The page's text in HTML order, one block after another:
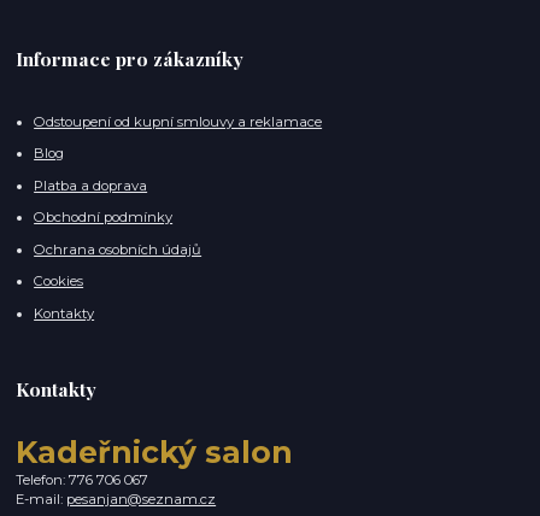
Informace pro zákazníky
Odstoupení od kupní smlouvy a reklamace
Blog
Platba a doprava
Obchodní podmínky
Ochrana osobních údajů
Cookies
Kontakty
Kontakty
Kadeřnický salon
Telefon: 776 706 067
E-mail: pesanjan@seznam.cz